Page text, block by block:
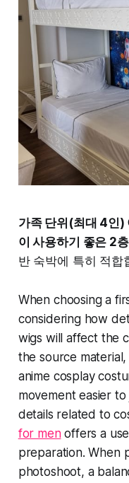
가족 단위(최대 4인)
이 사용하기 좋은 2
반 숙박에 특히 적합
When choosing a
considering how
wigs will affect the
the source
anime cosplay
movement easier
details related to
for menoffers a
preparation. When
photoshoot, a